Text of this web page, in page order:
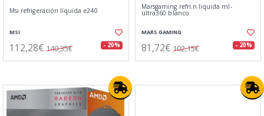
Msi refrigeración líquida e240
MSI
112,28€ 140,35€ - 20%
Marsgaming refri.n liquida ml-
ultra360 blanco
MARS GAMING
81,72€ 102,15€ - 20%